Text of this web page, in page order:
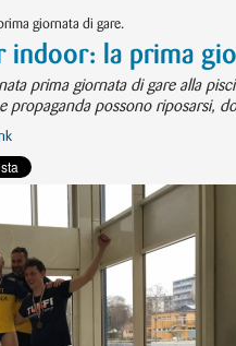
giornata di gare.
indoor: la prima
prima giornata di gare alla
propaganda possono riposarsi,